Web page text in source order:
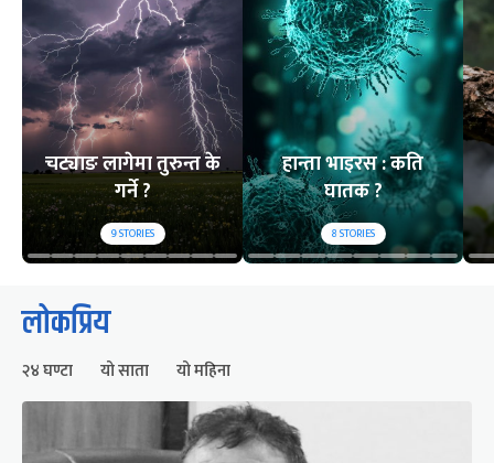
चट्याङ लागेमा तुरुन्त के
गर्ने ?
9STORIES
हान्ता भाइरस : कति
घातक ?
8STORIES
लोकप्रिय
२४ घण्टा यो साता यो महिना